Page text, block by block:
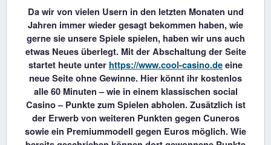
Da wir von vielen Usern in den letzten Monaten und
Jahren immer wieder gesagt bekommen haben, wie
gerne sie unsere Spiele spielen, haben wir uns auch
etwas Neues überlegt. Mit der Abschaltung der Seite
startet heute unter https://www.cool-casino.deeine
neue Seite ohne Gewinne. Hier könnt ihr kostenlos
alle 60 Minuten – wie in einem klassischen social
Casino – Punkte zum Spielen abholen. Zusätzlich ist
der Erwerb von weiteren Punkten gegen Cuneros
sowie ein Premiummodell gegen Euros möglich. Wie